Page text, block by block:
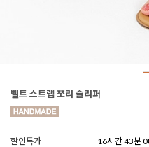
벨트 스트랩 쪼리 슬리퍼
할인특가
16시간 43분